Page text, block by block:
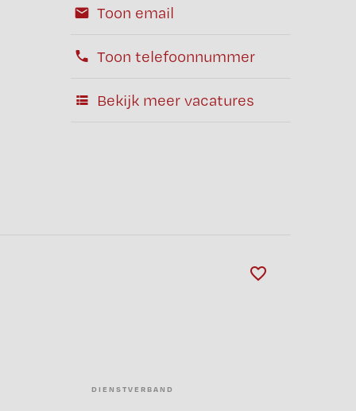
Toon email
Toon telefoonnummer
Bekijk meer vacatures
DIENSTVERBAND